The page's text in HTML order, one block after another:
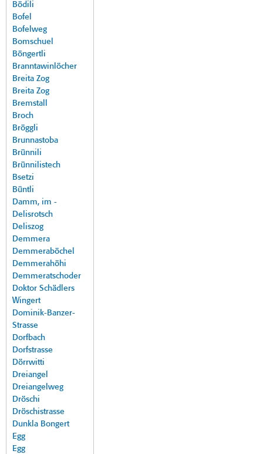
Bödili
Bofel
Bofelweg
Bomschuel
Böngertli
Branntawinlöcher
Breita Zog
Breita Zog
Bremstall
Broch
Bröggli
Brunnastoba
Brünnili
Brünnilistech
Bsetzi
Büntli
Damm, im -
Delisrotsch
Deliszog
Demmera
Demmeraböchel
Demmerahöhi
Demmeratschoder
Doktor Schädlers
Wingert
Dominik-Banzer-
Strasse
Dorfbach
Dorfstrasse
Dörrwitti
Dreiangel
Dreiangelweg
Dröschi
Dröschistrasse
Dunkla Bongert
Egg
Egg